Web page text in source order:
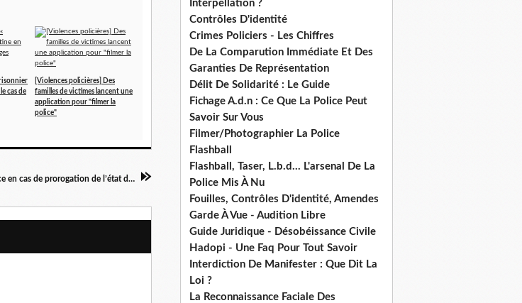
cas de
[Violences policières] Des
familles de victimes lancent une
application pour "filmer la
police"
Que vont devenir les assignés à résidence en cas de prorogation de l’état d’urgence ?
Interpellation ?
Contrôles D'identité
Crimes Policiers - Les Chiffres
De La Comparution Immédiate Et Des
Garanties De Représentation
Délit De Solidarité : Le Guide
Fichage A.d.n : Ce Que La Police Peut
Savoir Sur Vous
Filmer/Photographier La Police
Flashball
Flashball, Taser, L.b.d... L'arsenal De La
Police Mis À Nu
Fouilles, Contrôles D'identité, Amendes
Garde À Vue - Audition Libre
Guide Juridique - Désobéissance Civile
Hadopi - Une Faq Pour Tout Savoir
Interdiction De Manifester : Que Dit La
Loi ?
La Reconnaissance Faciale Des